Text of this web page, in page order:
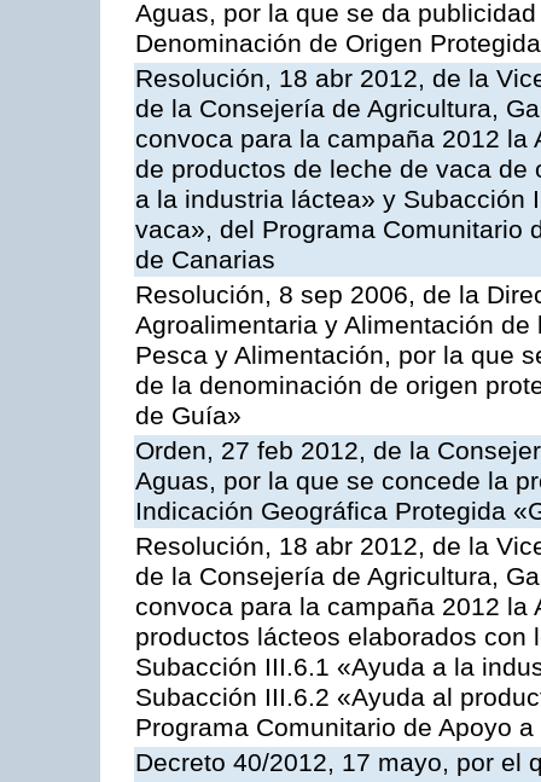
Aguas, por la que se da
Denominación de Origen
Resolución, 18 abr 2012, de la
de la Consejería de Agricultura,
convoca para la campaña 2012
de productos de leche de vaca
a la industria láctea» y Subacción
vaca», del Programa Comunitario
de Canarias
Resolución, 8 sep 2006, de la
Agroalimentaria y Alimentación
Pesca y Alimentación, por la que
de la denominación de origen
de Guía»
Orden, 27 feb 2012, de la
Aguas, por la que se concede la
Indicación Geográfica Protegida
Resolución, 18 abr 2012, de la
de la Consejería de Agricultura,
convoca para la campaña 2012
productos lácteos elaborados
Subacción III.6.1 «Ayuda a la
Subacción III.6.2 «Ayuda al
Programa Comunitario de Apoyo
Decreto 40/2012, 17 mayo, por el